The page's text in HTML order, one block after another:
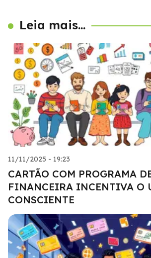
Leia mais...
11/11/2025 - 19:23
CARTÃO COM PROGRAMA
FINANCEIRA INCENTIVA O
CONSCIENTE